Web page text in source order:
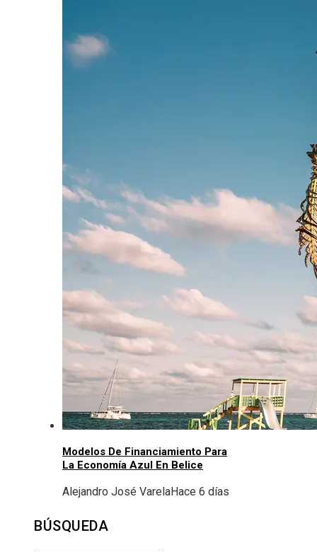
Modelos De Financiamiento Para
La Economía Azul En Belice
Alejandro José VarelaHace 6 días
BÚSQUEDA